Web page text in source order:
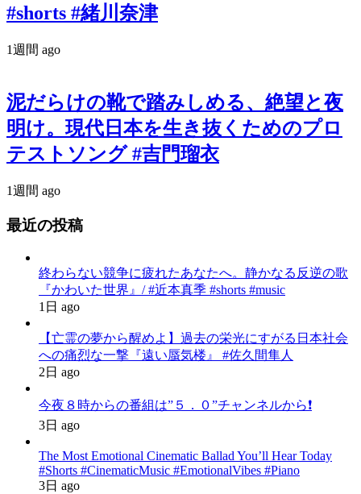
#shorts #緒川奈津
1週間 ago
泥だらけの靴で踏みしめる、絶望と夜
明け。現代日本を生き抜くためのプロ
テストソング #吉門瑠衣
1週間 ago
最近の投稿
終わらない競争に疲れたあなたへ。静かなる反逆の歌
『かわいた世界』/ #近本真季 #shorts #music
1日 ago
【亡霊の夢から醒めよ】過去の栄光にすがる日本社会
への痛烈な一撃『遠い蜃気楼』 #佐久間隼人
2日 ago
今夜８時からの番組は”５．０”チャンネルから❗️
3日 ago
The Most Emotional Cinematic Ballad You’ll Hear Today
#Shorts #CinematicMusic #EmotionalVibes #Piano
3日 ago